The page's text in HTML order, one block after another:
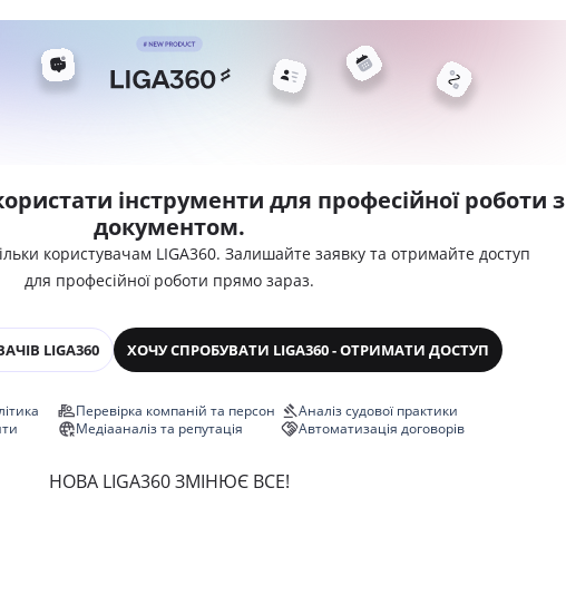
інструменти для професійної роботи з
документом.
користувачам LIGA360. Залишайте заявку та отримайте доступ
для професійної роботи прямо зараз.
LIGA360 ХОЧУ СПРОБУВАТИ LIGA360 - ОТРИМАТИ ДОСТУП
Перевірка компаній та персон
Медіааналіз та репутація
Аналіз судової практики
Автоматизація договорів
НОВА LIGA360 ЗМІНЮЄ ВСЕ!